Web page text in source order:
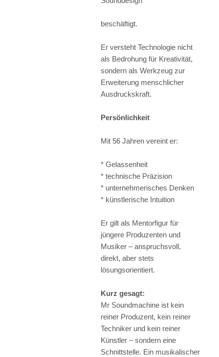
beschäftigt.
Er versteht Technologie nicht
als Bedrohung für Kreativität,
sondern als Werkzeug zur
Erweiterung menschlicher
Ausdruckskraft.
Persönlichkeit
Mit 56 Jahren vereint er:
* Gelassenheit
* technische Präzision
* unternehmerisches Denken
* künstlerische Intuition
Er gilt als Mentorfigur für
jüngere Produzenten und
Musiker – anspruchsvoll,
direkt, aber stets
lösungsorientiert.
Kurz gesagt:
Mr Soundmachine ist kein
reiner Produzent, kein reiner
Techniker und kein reiner
Künstler – sondern eine
Schnittstelle. Ein musikalischer